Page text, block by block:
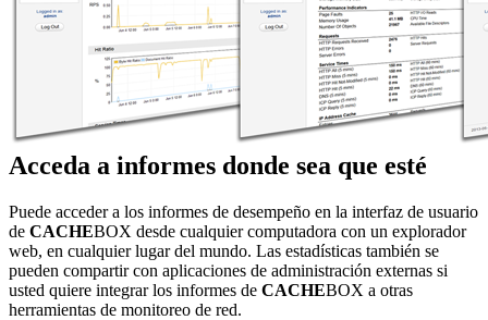
Acceda a informes donde sea que esté
Puede acceder a los informes de desempeño en la interfaz de usuario
de CACHEBOX desde cualquier computadora con un explorador
web, en cualquier lugar del mundo. Las estadísticas también se
pueden compartir con aplicaciones de administración externas si
usted quiere integrar los informes de CACHEBOX a otras
herramientas de monitoreo de red.